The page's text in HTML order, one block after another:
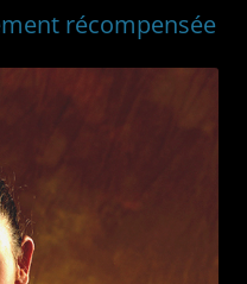
récompensée